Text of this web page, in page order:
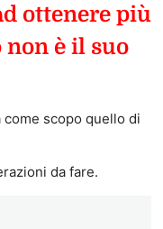
ottenere più
non è il suo
come scopo quello di
da fare.